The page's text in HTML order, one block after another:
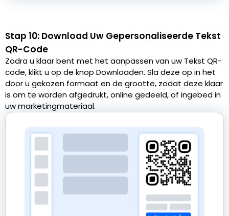
Stap 10: Download Uw Gepersonaliseerde Tekst
QR-Code
Zodra u klaar bent met het aanpassen van uw Tekst QR-
code, klikt u op de knop Downloaden. Sla deze op in het
door u gekozen formaat en de grootte, zodat deze klaar
is om te worden afgedrukt, online gedeeld, of ingebed in
uw marketingmateriaal.